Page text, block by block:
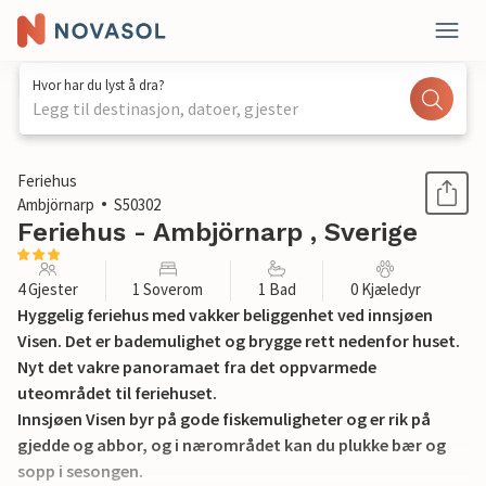
Hvor har du lyst å dra?
Legg til destinasjon, datoer, gjester
1 / 13
Feriehus
Ambjörnarp
S50302
Feriehus - Ambjörnarp , Sverige
4 Gjester 1 Soverom 1 Bad 0 Kjæledyr
Hyggelig feriehus med vakker beliggenhet ved innsjøen
Visen. Det er bademulighet og brygge rett nedenfor huset.
Nyt det vakre panoramaet fra det oppvarmede
uteområdet til feriehuset.
Innsjøen Visen byr på gode fiskemuligheter og er rik på
gjedde og abbor, og i nærområdet kan du plukke bær og
sopp i sesongen.